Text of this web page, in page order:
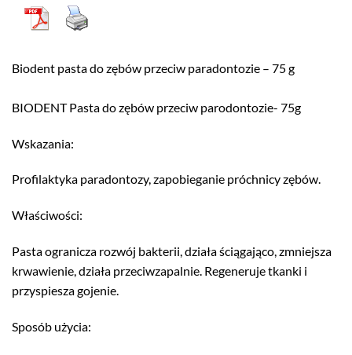
Biodent pasta do zębów przeciw paradontozie – 75 g
BIODENT Pasta do zębów przeciw parodontozie- 75g
Wskazania:
Profilaktyka paradontozy, zapobieganie próchnicy zębów.
Właściwości:
Pasta ogranicza rozwój bakterii, działa ściągająco, zmniejsza
krwawienie, działa przeciwzapalnie. Regeneruje tkanki i
przyspiesza gojenie.
Sposób użycia: